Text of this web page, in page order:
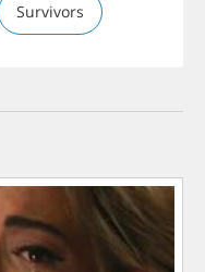
Survivors